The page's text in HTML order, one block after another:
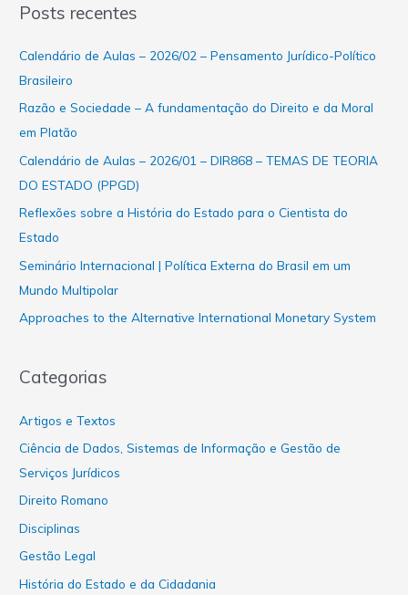
Posts recentes
Calendário de Aulas – 2026/02 – Pensamento Jurídico-Político
Brasileiro
Razão e Sociedade – A fundamentação do Direito e da Moral
em Platão
Calendário de Aulas – 2026/01 – DIR868 – TEMAS DE TEORIA
DO ESTADO (PPGD)
Reflexões sobre a História do Estado para o Cientista do
Estado
Seminário Internacional | Política Externa do Brasil em um
Mundo Multipolar
Approaches to the Alternative International Monetary System
Categorias
Artigos e Textos
Ciência de Dados, Sistemas de Informação e Gestão de
Serviços Jurídicos
Direito Romano
Disciplinas
Gestão Legal
História do Estado e da Cidadania